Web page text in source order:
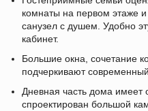
комнаты на первом этаже
санузел с душем. Удобно
кабинет.
Большие окна, сочетание
подчеркивают современный
Дневная часть дома имеет
спроектирован большой